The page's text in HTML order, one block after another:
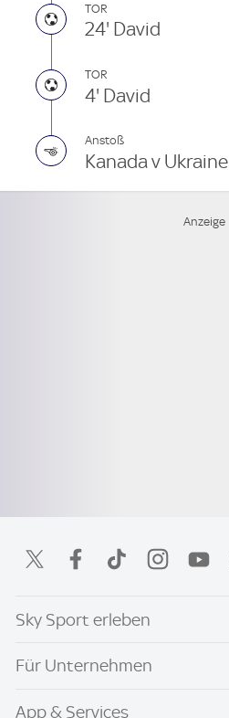
TOR
24' David
TOR
4' David
Anstoß
Kanada v Ukraine
Sky Sport erleben
Für Unternehmen
App & Services